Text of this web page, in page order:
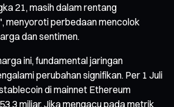
21, masih dalam rentang
menyoroti perbedaan mencolok
dan sentimen.
ini, fundamental jaringan
perubahan signifikan. Per 1 Juli
di mainnet Ethereum
miliar. Jika mengacu pada metrik